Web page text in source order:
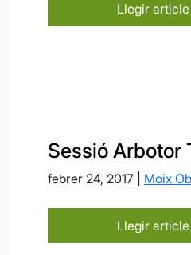
Llegir
Sessió Arbotor
febrer 24, 2017 | Moix
Llegir